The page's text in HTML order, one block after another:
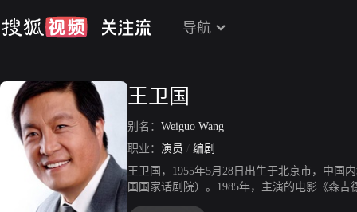
导航
王卫国
别名： Weiguo Wang
职业： 演员 / 编剧
王卫国，1955年5月28日出生于北京市，中国
国国家话剧院）。1985年，主演的电影《森
浒传》中，饰演“玉麒麟”卢俊义。2000年，